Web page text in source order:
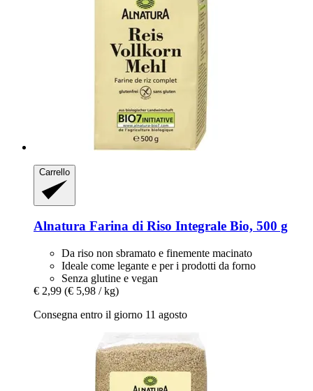
Carrello
Alnatura Farina di Riso Integrale Bio, 500 g
Da riso non sbramato e finemente macinato
Ideale come legante e per i prodotti da forno
Senza glutine e vegan
€ 2,99 (€ 5,98 / kg)
Consegna entro il giorno 11 agosto